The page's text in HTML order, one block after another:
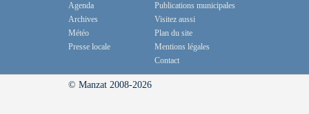
Agenda
Archives
Météo
Presse locale
Publications municipales
Visitez aussi
Plan du site
Mentions légales
Contact
© Manzat 2008-2026